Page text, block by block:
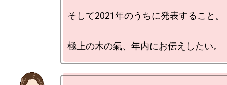
そして2021年のうちに発表すること。